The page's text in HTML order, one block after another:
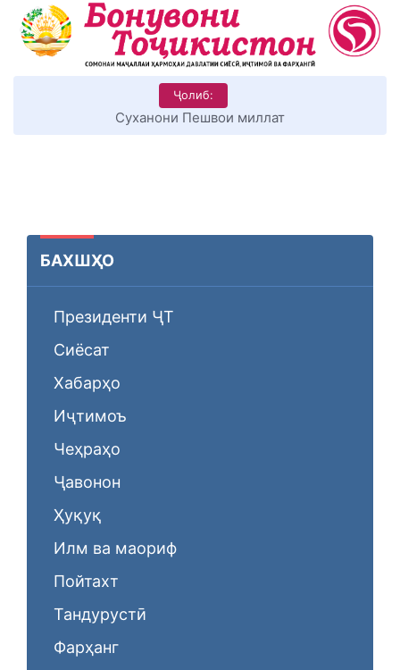
Ҷолиб:
Суханони Пешвои миллат
БАХШҲО
Президенти ҶТ
Сиёсат
Хабарҳо
Иҷтимоъ
Чеҳраҳо
Ҷавонон
Ҳуқуқ
Илм ва маориф
Пойтахт
Тандурустӣ
Фарҳанг